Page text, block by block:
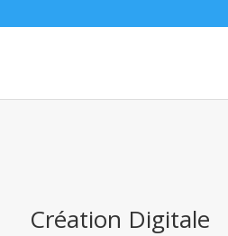
Création Digitale